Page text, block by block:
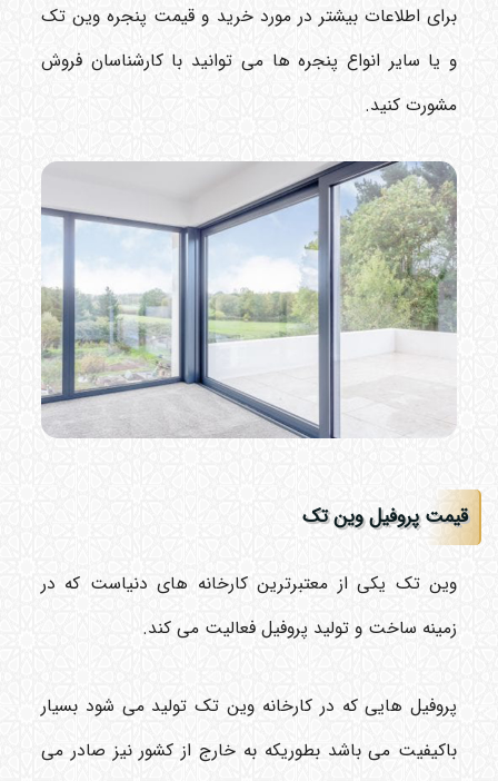
برای اطلاعات بیشتر در مورد خرید و قیمت پنجره وین تک
و یا سایر انواع پنجره ها می توانید با کارشناسان فروش
مشورت کنید.
قیمت پروفیل وین تک
وین تک یکی از معتبرترین کارخانه های دنیاست که در
زمینه ساخت و تولید پروفیل فعالیت می کند.
پروفیل هایی که در کارخانه وین تک تولید می شود بسیار
باکیفیت می باشد بطوریکه به خارج از کشور نیز صادر می